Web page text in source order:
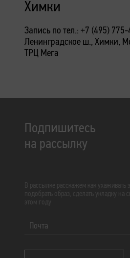
Химки
Запись по тел.: +7 (495)
Ленинградское ш., Химки,
ТРЦ Мега
Подпишитесь
на рассылку
В рассылке расскажем как ухаживать
подобрать образ, сделать укладку на
этом году
Почта